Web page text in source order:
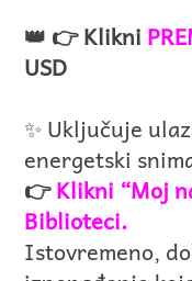
👑 👉 Klikni
USD
✨ Uključuje
energetski
👉Klikni “Moj
Biblioteci.
Istovremeno,